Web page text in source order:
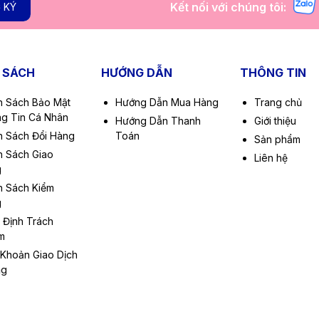
KÝ Kết nối với chúng tôi:
Sách Bảo Mật
Tin Cá Nhân
Sách Đổi Hàng
Sách Giao
Sách Kiểm
Định Trách
Giao Dịch
HƯỚNG DẪN
Hướng Dẫn Mua Hàng
Hướng Dẫn Thanh
Toán
THÔNG TIN
Trang chủ
Giới thiệu
Sản phẩm
Liên hệ